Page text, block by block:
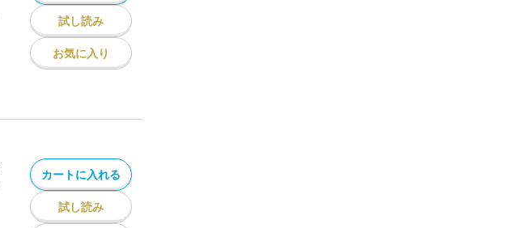
試し読み
お気に入り
カートに入れる
試し読み